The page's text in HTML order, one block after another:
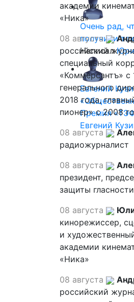
Очень рад,
получили
Написал
Евгений
Премия
Евгений
академии
«Ника»
08 августа
российский
специальный
«Коммерсантъ» с
генерального
2018 года,
пионер» с 2008
08 августа
радиожурналист
08 августа
президент,
защиты гласности
08 августа
кинорежиссер,
и
академии
«Ника»
08 августа
российский